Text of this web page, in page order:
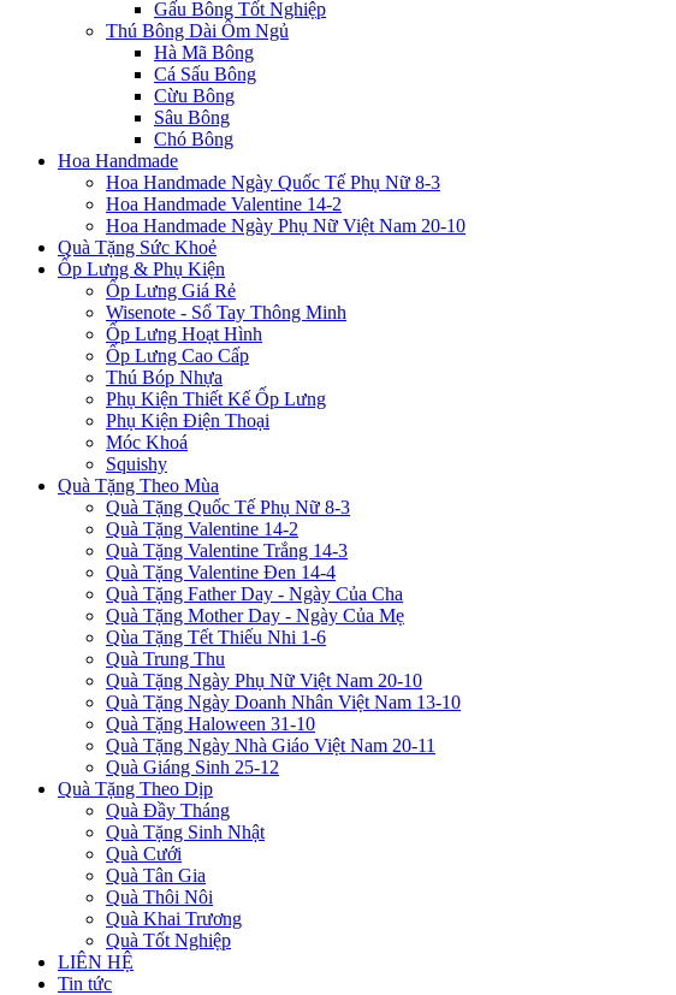
Gấu Bông Tốt Nghiệp
Thú Bông Dài Ôm Ngủ
Hà Mã Bông
Cá Sấu Bông
Cừu Bông
Sâu Bông
Chó Bông
Hoa Handmade
Hoa Handmade Ngày Quốc Tế Phụ Nữ 8-3
Hoa Handmade Valentine 14-2
Hoa Handmade Ngày Phụ Nữ Việt Nam 20-10
Quà Tặng Sức Khoẻ
Ốp Lưng & Phụ Kiện
Ốp Lưng Giá Rẻ
Wisenote - Sổ Tay Thông Minh
Ốp Lưng Hoạt Hình
Ốp Lưng Cao Cấp
Thú Bóp Nhựa
Phụ Kiện Thiết Kế Ốp Lưng
Phụ Kiện Điện Thoại
Móc Khoá
Squishy
Quà Tặng Theo Mùa
Quà Tặng Quốc Tế Phụ Nữ 8-3
Quà Tặng Valentine 14-2
Quà Tặng Valentine Trắng 14-3
Quà Tặng Valentine Đen 14-4
Quà Tặng Father Day - Ngày Của Cha
Quà Tặng Mother Day - Ngày Của Mẹ
Qùa Tặng Tết Thiếu Nhi 1-6
Quà Trung Thu
Quà Tặng Ngày Phụ Nữ Việt Nam 20-10
Quà Tặng Ngày Doanh Nhân Việt Nam 13-10
Quà Tặng Haloween 31-10
Quà Tặng Ngày Nhà Giáo Việt Nam 20-11
Quà Giáng Sinh 25-12
Quà Tặng Theo Dịp
Quà Đầy Tháng
Quà Tặng Sinh Nhật
Quà Cưới
Quà Tân Gia
Quà Thôi Nôi
Quà Khai Trương
Quà Tốt Nghiệp
LIÊN HỆ
Tin tức